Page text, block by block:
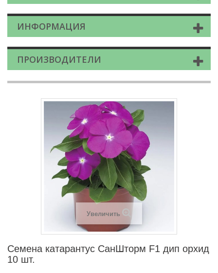
ИНФОРМАЦИЯ
ПРОИЗВОДИТЕЛИ
Увеличить
Семена катарантус СанШторм F1 дип орхид
10 шт.